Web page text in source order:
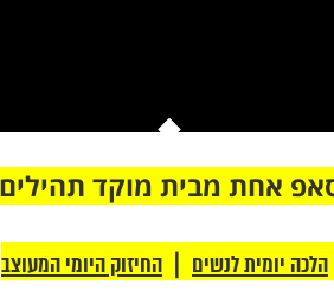
הלכה יומית לנשים | החיזוק היומי המעוצב